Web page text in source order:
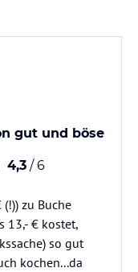
gut und böse
4,3 / 6
zu Buche
13,- € kostet,
so gut
kochen...da